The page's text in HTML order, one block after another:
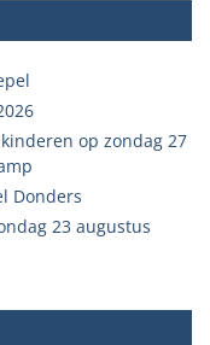
op zondag 27
Donders
23 augustus